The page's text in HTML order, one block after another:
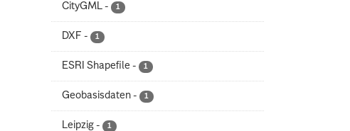
CityGML - 1
DXF - 1
ESRI Shapefile - 1
Geobasisdaten - 1
Leipzig - 1